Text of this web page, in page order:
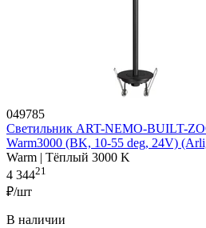
049785
Светильник ART-NEMO-BUILT-
Warm3000 (BK, 10-55 deg, 24V)
Warm | Тёплый 3000 K
4 34421
₽/шт
В наличии